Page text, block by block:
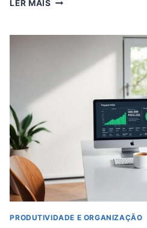
LER MAIS
ESTUDO
TRABALHO:
MAXIMIZANDO
O
DESENVOLVEDOR/
PRODUTIVIDADE E ORGANIZAÇÃO